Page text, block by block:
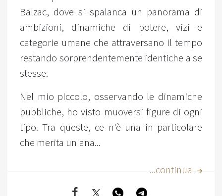
Balzac, dove si spalanca un panorama di
ambizioni, dinamiche di potere, vizi e
categorie umane che attraversano il tempo
restando sorprendentemente identiche a se
stesse.
Nel mio piccolo, osservando le dinamiche
pubbliche, ho visto muoversi figure di ogni
tipo. Tra queste, ce n'è una in particolare
che merita un'ana...
...continua